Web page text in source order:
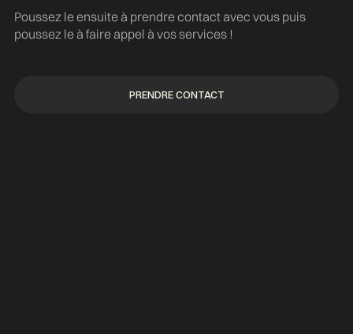
Poussez le ensuite à prendre contact avec vous puis
poussez le à faire appel à vos services !
PRENDRE CONTACT